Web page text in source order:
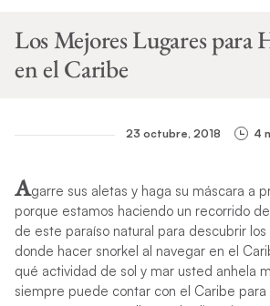
Los Mejores Lugares para
en el Caribe
23 octubre, 2018 4
Agarre sus aletas y haga su máscara a
porque estamos haciendo un recorrido
de este paraíso natural para descubrir
donde hacer snorkel al navegar en el
qué actividad de sol y mar usted anhela
siempre puede contar con el Caribe para